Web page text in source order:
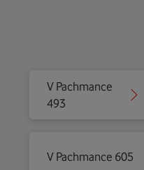
V Pachmance
493
V Pachmance 605